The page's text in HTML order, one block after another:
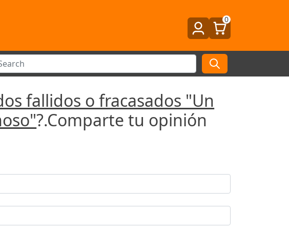
0
fallidos o fracasados "Un
?.Comparte tu opinión